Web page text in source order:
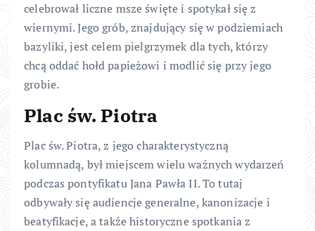
celebrował liczne msze święte i spotykał się z
wiernymi. Jego grób, znajdujący się w podziemiach
bazyliki, jest celem pielgrzymek dla tych, którzy
chcą oddać hołd papieżowi i modlić się przy jego
grobie.
Plac św. Piotra
Plac św. Piotra, z jego charakterystyczną
kolumnadą, był miejscem wielu ważnych wydarzeń
podczas pontyfikatu Jana Pawła II. To tutaj
odbywały się audiencje generalne, kanonizacje i
beatyfikacje, a także historyczne spotkania z